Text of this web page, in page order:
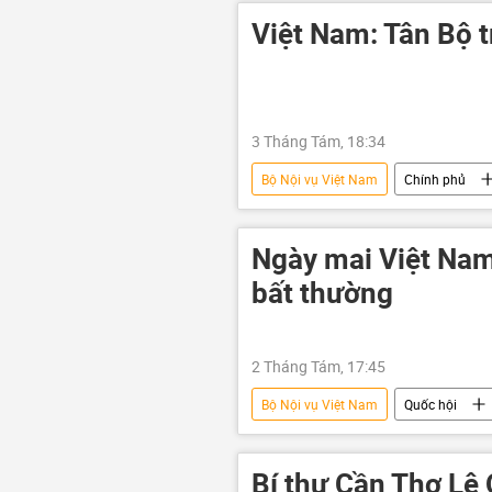
Việt Nam: Tân Bộ
3 Tháng Tám, 18:34
Bộ Nội vụ Việt Nam Chính phủ
sự nghiệp
Pháp luật
Ngày mai Việt
bất thường
2 Tháng Tám, 17:45
Bộ Nội vụ Việt Nam Quốc hội
Kinh doanh
nông nghiệp
APEC
Hải Phòng
Bí thư Cần Thơ